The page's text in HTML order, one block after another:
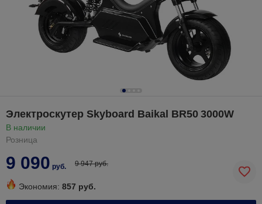
Электроскутер Skyboard Baikal BR50 3000W
В наличии
Розница
9 090 руб. 9 947 руб.
Экономия: 857 руб.